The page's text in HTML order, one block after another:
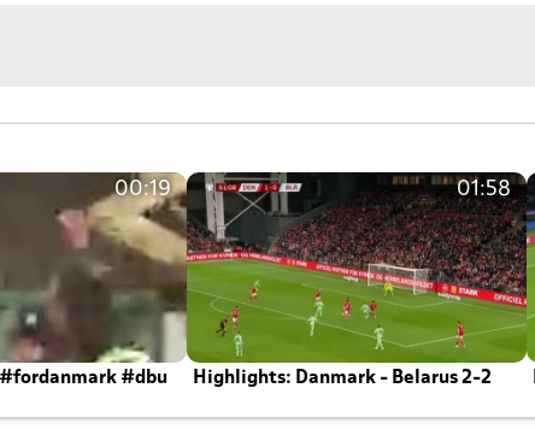
00:19
#fordanmark #dbu
01:58
Highlights: Danmark - Belarus 2-2